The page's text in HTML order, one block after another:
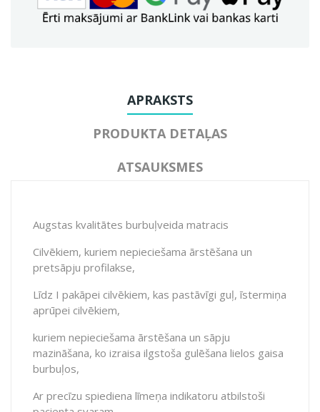
APRAKSTS
PRODUKTA DETAĻAS
ATSAUKSMES
Augstas kvalitātes burbuļveida matracis
Cilvēkiem, kuriem nepieciešama ārstēšana un
pretsāpju profilakse,
Līdz I pakāpei cilvēkiem, kas pastāvīgi guļ, īstermiņa
aprūpei cilvēkiem,
kuriem nepieciešama ārstēšana un sāpju
mazināšana, ko izraisa ilgstoša gulēšana lielos gaisa
burbuļos,
Ar precīzu spiediena līmeņa indikatoru atbilstoši